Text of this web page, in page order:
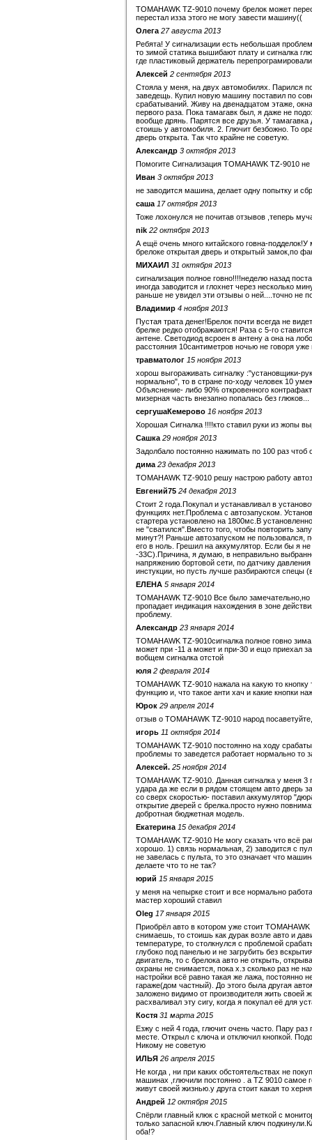
TOMAHAWK TZ-9010 почему брелок может
перестал изза этого не могу завести машину((
Олега 27 августа 2013
Ребята! У сигнализации есть небольшая
то зимой статика вышибают плату и сигналка
где пластиковый держатель
Алексей 2 сентября 2013
Стояла у меня, на двух автомобилях. Парился
заведещь. Купил новую машину поставил по
срабатываний. Живу на двенадцатом этаже,
первого раза. Пока тамагавк был, я даже не
вообще дрянь. Парятся все друзья. У
стоишь у автомобиля. 2. Глючит безбожно. То
дверь открыта. Так что крайне не советую.
Александр 3 октября 2013
Помогите Сигнализация TOMAHAWK TZ-9010
Иван 3 октября 2013
не заводится машина, делает одну попытку и
саша 17 октября 2013
Тоже лохонулся не почитав отзывов ,теперь
nik 22 октября 2013
А ещё очень много китайского говна-
брелоке открытая дверь и открытый замок,по
МИХАИЛ 31 октября 2013
сигнализация полное говно!!!!неделю назад
иногда заводится и глохнет через несколько
раньше не увидел эти отзывы о ней....точно
Владимир 4 ноября 2013
Пустая трата денег!Брелок почти всегда не
брелке редко отображаются! Раза с 5-го
антене. Светодиод всроен в антену а она на
расстояния 10сантиметров ночью не говоря уже
травматолог 15 ноября 2013
хорош выгораживать сигналку :"установщики-
нормально", то в стране по-ходу человек 10
Объяснение- либо 90% откровенного
мизерная часть внезапно попалась без глюков...
сергушаКемерово 16 ноября 2013
Хорошая Сигналка !!!!кто ставил руки из жопы
Сашка 29 ноября 2013
Задолбало постоянно нажимать по 100 раз
дима 23 декабря 2013
TOMAHAWK TZ-9010 решу настрою работу
Евгений75 24 декабря 2013
Стоит 2 года.Покупал и устанавливал в
функциях нет.Проблема с автозапуском.
стартера установлено на 1800мс.В
не "сватился".Вместо того, чтобы повторить
минут?! Раньше автозапуском не пользовался,
его в ноль. Грешил на аккумулятор. Если бы я
-33С).Причина, я думаю, в неправильно
напряжению бортовой сети, по датчику
инстукции, но пусть лучше разбираются спецы
ЕЛЕНА 5 января 2014
TOMAHAWK TZ-9010 Все было
пропадает индикация нахождения в зоне
проблему.
Александр 23 января 2014
TOMAHAWK TZ-9010сигналка полное говно
может при -11 а может и при-30 и ещо приехал
вобщем сигналка отстой
юля 2 февраля 2014
TOMAHAWK TZ-9010 нажала на какую то кнопку
функцию и, что такое анти хач и какие кнопки
Юрок 29 апреля 2014
отзыв о TOMAHAWK TZ-9010 народ
игорь 11 октября 2014
TOMAHAWK TZ-9010 постоянно на ходу
проблемы то заведется работает нормально то
Алексей. 25 ноября 2014
TOMAHAWK TZ-9010. Данная сигналка у меня 3
удара да же если в рядом стоящем авто дверь
со сверх скоростью- поставил аккумулятор
открытие дверей с брелка.просто нужно
добротная бюджетная модель.
Екатерина 15 декабря 2014
TOMAHAWK TZ-9010 Не могу сказать что всё
хорошо. 1) связь нормальная, 2) заводится с
не завелась с пульта, то это означает что
делаете что то не так?
юрий 15 января 2015
у меня на чепырке стоит и все нормально
мастер хороший ставил
Oleg 17 января 2015
Приобрёл авто в котором уже стоит
снимаешь, то стоишь как дурак возле авто и
температуре, то столкнулся с проблемой
глубоко под панелью и не загрубить без
двигатель, то с брелока авто не открыть,
охраны не снимается, пока х.з сколько раз не
настройки всё равно такая же лажа, постоянно
гараже(дом частный). До этого была другая
заложено видимо от производителя жить своей
расхваливал эту сигу, когда я покупал её для
Костя 31 марта 2015
Езжу с ней 4 года, глючит очень часто. Пару
месте. Открыл с ключа и отключил кнопкой.
Никому не советую
ИЛЬЯ 26 апреля 2015
Не когда , ни при каких обстоятельствах не
машинах ,глючили постоянно . а TZ 9010 самое
живут своей жизнью.у друга стоит какая то
Андрей 12 октября 2015
Спёрли главный клюк с красной меткой с
только запасной ключ.Главный ключ
оба!?